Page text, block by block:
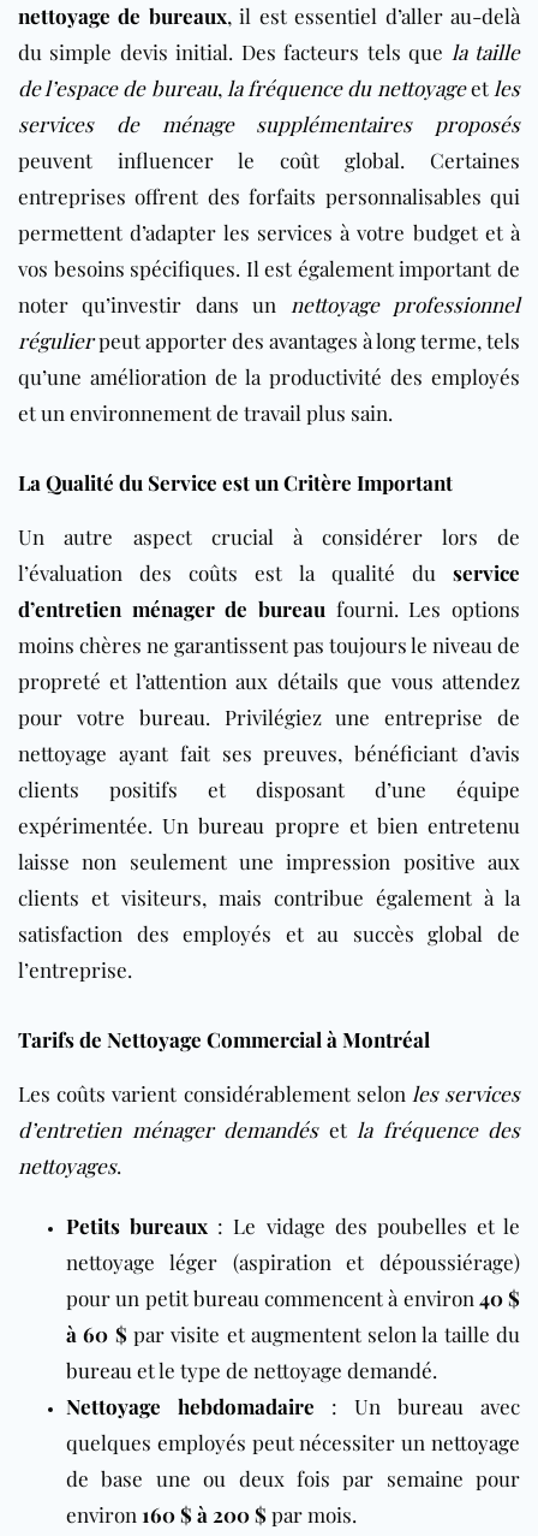
nettoyage de bureaux, il est essentiel d’aller au-delà
du simple devis initial. Des facteurs tels que la taille
de l’espace de bureau, la fréquence du nettoyageet les
services de ménage supplémentaires proposés
peuvent influencer le coût global. Certaines
entreprises offrent des forfaits personnalisables qui
permettent d’adapter les services à votre budget et à
vos besoins spécifiques. Il est également important de
noter qu’investir dans un
nettoyage professionnel
régulierpeut apporter des avantages à long terme, tels
qu’une amélioration de la productivité des employés
et un environnement de travail plus sain.
La Qualité du Service est un Critère Important
Un autre aspect crucial à considérer lors de
l’évaluation des coûts est la qualité du service
d’entretien ménager de bureau fourni. Les options
moins chères ne garantissent pas toujours le niveau de
propreté et l’attention aux détails que vous attendez
pour votre bureau. Privilégiez une entreprise de
nettoyage ayant fait ses preuves, bénéficiant d’avis
clients positifs et disposant d’une équipe
expérimentée. Unbureau propre et bien entretenu
laisse non seulement une impression positive aux
clients et visiteurs, mais contribue également à la
satisfaction des employés et au succès global de
l’entreprise.
Tarifs de Nettoyage Commercial à Montréal
Les coûts varient considérablement selon les services
d’entretien ménager demandéset la fréquence des
nettoyages.
Petits bureaux : Le vidage des poubelles et le
nettoyage léger (aspiration et dépoussiérage)
pour un petitbureau commencent à environ 40 $
à 60 $ par visite et augmentent selon la taille du
bureau et le type de nettoyage demandé.
Nettoyage hebdomadaire : Un bureau avec
quelques employés peut nécessiter un nettoyage
de base une ou deux fois par semaine pour
environ 160 $ à 200 $ par mois.